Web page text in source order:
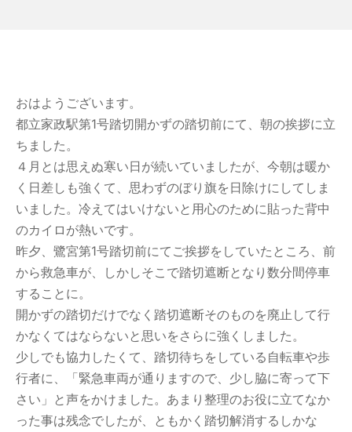
おはようございます。
都立家政駅第1号踏切開かずの踏切前にて、朝の挨拶に立
ちました。
４月とは思えぬ寒い日が続いていましたが、今朝は暖か
く日差しも強くて、思わずのぼり旗を日除けにしてしま
いました。冷えてはいけないと用心のために貼った背中
のカイロが熱いです。
昨夕、鷺宮第1号踏切前にてご挨拶をしていたところ、前
から救急車が、しかしそこで踏切遮断となり数分間停車
することに。
開かずの踏切だけでなく踏切遮断そのものを廃止して行
かなくてはならないと思いをさらに強くしました。
少しでも協力したくて、踏切待ちをしている自転車や歩
行者に、「緊急車両が通りますので、少し脇に寄って下
さい」と声をかけました。あまり整理のお役に立てなか
った事は残念でしたが、ともかく踏切解消するしかな